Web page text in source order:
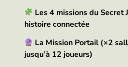
Les 4 missions du Secret
histoire connectée
La Mission Portail (×2
jusqu’à 12 joueurs)